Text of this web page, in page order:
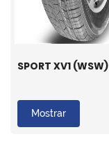
SPORT XV1 (WSW)
Mostrar